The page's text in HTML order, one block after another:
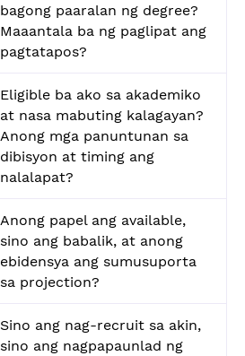
bagong paaralan ng degree?
Maaantala ba ng paglipat ang
pagtatapos?
Eligible ba ako sa akademiko
at nasa mabuting kalagayan?
Anong mga panuntunan sa
dibisyon at timing ang
nalalapat?
Anong papel ang available,
sino ang babalik, at anong
ebidensya ang sumusuporta
sa projection?
Sino ang nag-recruit sa akin,
sino ang nagpapaunlad ng